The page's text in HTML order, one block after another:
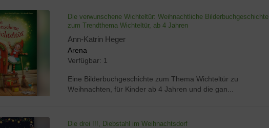
Die verwunschene Wichteltür: Weihnachtliche Bilderbuchgeschichte
zum Trendthema Wichteltür, ab 4 Jahren
Ann-Katrin Heger
Arena
Verfügbar: 1
Eine Bilderbuchgeschichte zum Thema Wichteltür zu
Weihnachten, für Kinder ab 4 Jahren und die gan...
Die drei !!!, Diebstahl im Weihnachtsdorf